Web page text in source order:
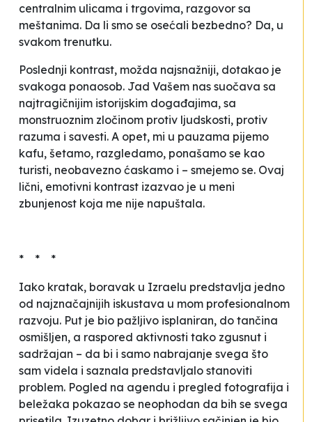
centralnim ulicama i trgovima, razgovor sa
meštanima. Da li smo se osećali bezbedno? Da, u
svakom trenutku.
Poslednji kontrast, možda najsnažniji, dotakao je
svakoga ponaosob. Jad Vašem nas suočava sa
najtragičnijim istorijskim događajima, sa
monstruoznim zločinom protiv ljudskosti, protiv
razuma i savesti. A opet, mi u pauzama pijemo
kafu, šetamo, razgledamo, ponašamo se kao
turisti, neobavezno ćaskamo i – smejemo se. Ovaj
lični, emotivni kontrast izazvao je u meni
zbunjenost koja me nije napuštala.
* * *
Iako kratak, boravak u Izraelu predstavlja jedno
od najznačajnijih iskustava u mom profesionalnom
razvoju. Put je bio pažljivo isplaniran, do tančina
osmišljen, a raspored aktivnosti tako zgusnut i
sadržajan – da bi i samo nabrajanje svega što
sam videla i saznala predstavljalo stanoviti
problem. Pogled na agendu i pregled fotografija i
beležaka pokazao se neophodan da bih se svega